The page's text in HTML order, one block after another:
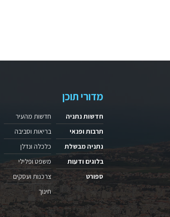
מדורי תוכן
חדשות נתניה
תרבות ופנאי
נתניה מבשלת
בלוגים ודעות
ספורט
חדשות מהעיר
בריאות וסביבה
כלכלה ונדלן
משפט ופלילי
צרכנות ועסקים
חינוך